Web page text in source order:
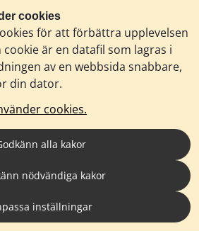
cookies
för att förbättra upplevelsen
cookie är en datafil som lagras i
av en webbsida snabbare,
din dator.
cookies.
alla kakor
nödvändiga kakor
inställningar